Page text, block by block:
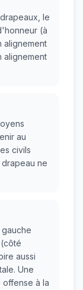
le
(à
alignement
alignement
au
civils
ne
aussi
Une
offense à la